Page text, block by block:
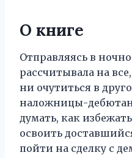
О книге
Отправляясь в
рассчитывала на
ни очутиться в
наложницы-
думать, как
освоить
пойти на сделку с